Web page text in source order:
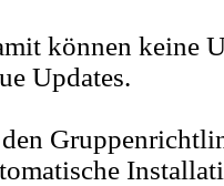
können keine
Updates.